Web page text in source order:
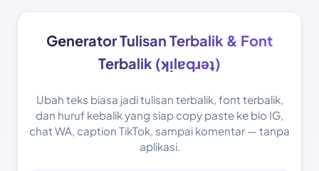
Generator Tulisan Terbalik & Font
Terbalik (ʞᴉlɐqɹǝʇ)
Ubah teks biasa jadi tulisan terbalik, font terbalik,
dan huruf kebalik yang siap copy paste ke bio IG,
chat WA, caption TikTok, sampai komentar — tanpa
aplikasi.